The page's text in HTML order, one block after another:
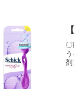
剤